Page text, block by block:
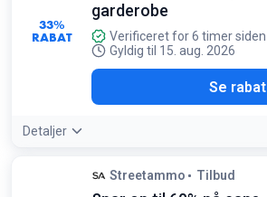
33%
RABAT
garderobe
Verificeret for 6 timer siden
Gyldig til 15. aug. 2026
Se rabat
Detaljer
Streetammo Tilbud